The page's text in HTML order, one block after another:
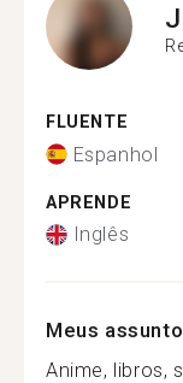
FLUENTE
Espanhol
APRENDE
Inglês
Meus
Anime, libros,